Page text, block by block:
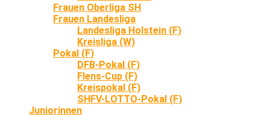
Frauen Oberliga SH
Frauen Landesliga
Landesliga Holstein (F)
Kreisliga (W)
Pokal (F)
DFB-Pokal (F)
Flens-Cup (F)
Kreispokal (F)
SHFV-LOTTO-Pokal (F)
Juniorinnen